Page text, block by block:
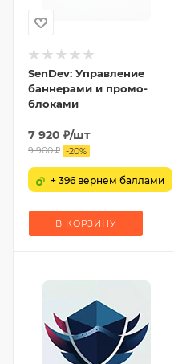
SenDev: Управление
баннерами и промо-
блоками
7 920 ₽/шт
9 900₽ -20%
+ 396 вернем баллами
В КОРЗИНУ